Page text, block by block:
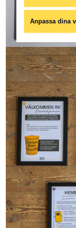
Anpassa dina